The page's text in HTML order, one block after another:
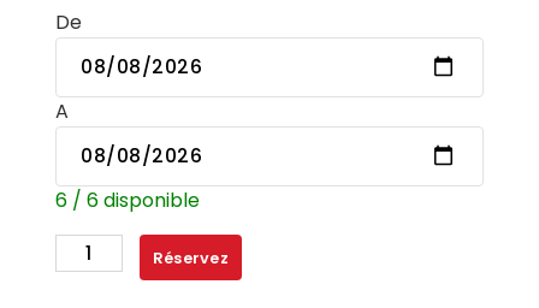
De
A
6 / 6 disponible
quantité
de
Réservez